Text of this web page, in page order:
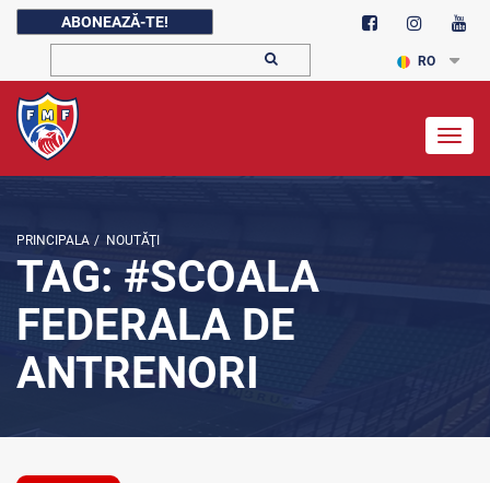
ABONEAZĂ-TE!
RO
PRINCIPALA / NOUTĂŢI
TAG: #SCOALA
FEDERALA DE
ANTRENORI